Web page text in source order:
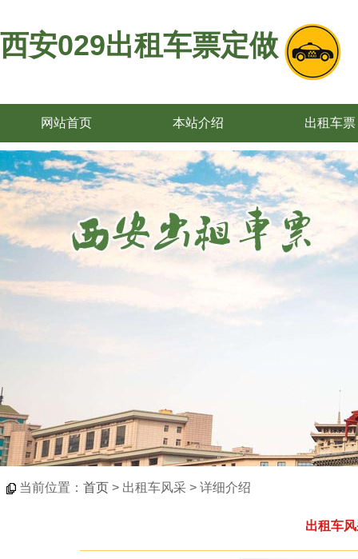
西安029出租车票定做
网站首页 本站介绍 出租车票
当前位置： 首页 > 出租车风采 > 详细介绍
出租车